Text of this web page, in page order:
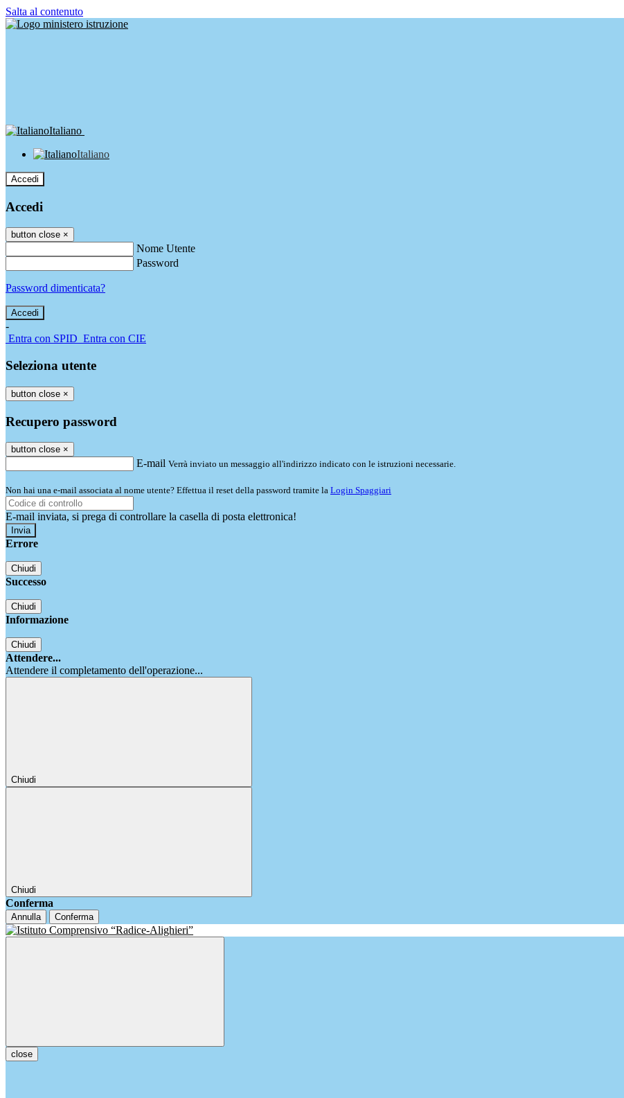
Salta al contenuto
Italiano
Italiano
Accedi
Accedi
button close ×
Nome Utente
Password
Password dimenticata?
-
Entra con SPID Entra con CIE
Seleziona utente
button close ×
Recupero password
button close ×
E-mail Verrà inviato un messaggio all'indirizzo indicato con le istruzioni necessarie.
Non hai una e-mail associata al nome utente? Effettua il reset della password tramite la Login Spaggiari
E-mail inviata, si prega di controllare la casella di posta elettronica!
Errore
Chiudi
Successo
Chiudi
Informazione
Chiudi
Attendere...
Attendere il completamento dell'operazione...
Chiudi
Chiudi
Conferma
Annulla Conferma
close